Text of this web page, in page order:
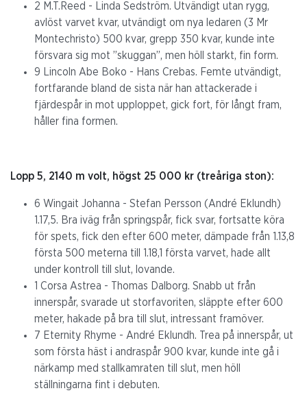
2 M.T.Reed - Linda Sedström. Utvändigt utan rygg,
avlöst varvet kvar, utvändigt om nya ledaren (3 Mr
Montechristo) 500 kvar, grepp 350 kvar, kunde inte
försvara sig mot ”skuggan”, men höll starkt, fin form.
9 Lincoln Abe Boko - Hans Crebas. Femte utvändigt,
fortfarande bland de sista när han attackerade i
fjärdespår in mot upploppet, gick fort, för långt fram,
håller fina formen.
Lopp 5, 2140 m volt, högst 25 000 kr (treåriga ston):
6 Wingait Johanna - Stefan Persson (André Eklundh)
1.17,5. Bra iväg från springspår, fick svar, fortsatte köra
för spets, fick den efter 600 meter, dämpade från 1.13,8
första 500 meterna till 1.18,1 första varvet, hade allt
under kontroll till slut, lovande.
1 Corsa Astrea - Thomas Dalborg. Snabb ut från
innerspår, svarade ut storfavoriten, släppte efter 600
meter, hakade på bra till slut, intressant framöver.
7 Eternity Rhyme - André Eklundh. Trea på innerspår, ut
som första häst i andraspår 900 kvar, kunde inte gå i
närkamp med stallkamraten till slut, men höll
ställningarna fint i debuten.